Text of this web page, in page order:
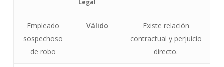
Legal
Empleado
sospechoso
de robo
Válido
Existe relación
contractual y perjuicio
directo.